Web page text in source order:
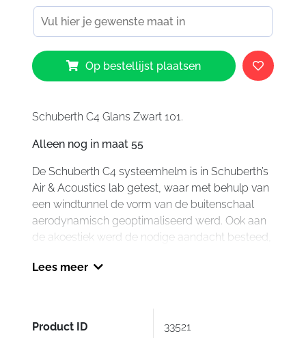
Schuberth
C4
Glans
101
Op bestellijst plaatsen
Schuberth C4 Glans Zwart 101.
Alleen nog in maat 55
De Schuberth C4 systeemhelm is in Schuberth’s
Air & Acoustics lab getest, waar met behulp van
een windtunnel de vorm van de buitenschaal
aerodynamisch geoptimaliseerd werd. Ook aan
de akoestiek werd de nodige aandacht besteed,
Het lage gewicht van de glasvezel buitenschaal
anticondensvizier met zijn grote blikveld, zelfs als
Lees meer
Product ID 33521